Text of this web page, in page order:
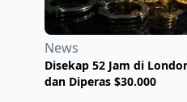
News
Disekap 52 Jam di
dan Diperas $30.000